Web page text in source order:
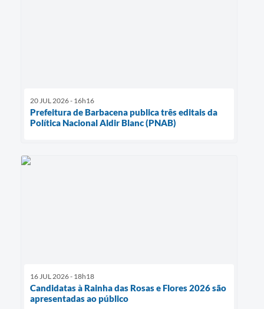
20 JUL 2026 - 16h16
Prefeitura de Barbacena publica três editais da
Política Nacional Aldir Blanc (PNAB)
16 JUL 2026 - 18h18
Candidatas à Rainha das Rosas e Flores 2026 são
apresentadas ao público